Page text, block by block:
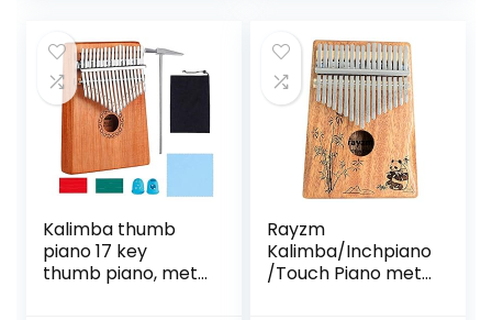
Kalimba thumb
piano 17 key
thumb piano, met
Rayzm
Kalimba/Inchpiano
/Touch Piano met